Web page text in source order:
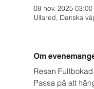
08 nov. 2025 03:00
Ullared, Danska
Om
Resan
Passa på att